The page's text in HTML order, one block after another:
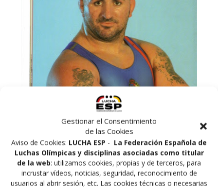
Gestionar el Consentimiento
de las Cookies
Aviso de Cookies: LUCHA ESP - La Federación Española de
Luchas Olímpicas y disciplinas asociadas como titular
de la web: utilizamos cookies, propias y de terceros, para
incrustar vídeos, noticias, seguridad, reconocimiento de
usuarios al abrir sesión, etc. Las cookies técnicas o necesarias